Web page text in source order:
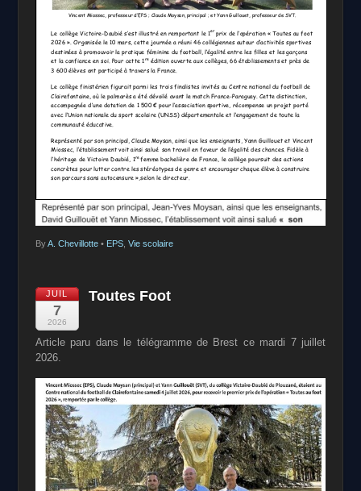
ByA. Chevillotte• EPS, Vie scolaire
JUIL
7
2026
Toutes Foot
Article paru dans le télégramme de Brest ce mardi 7 juillet
2026.